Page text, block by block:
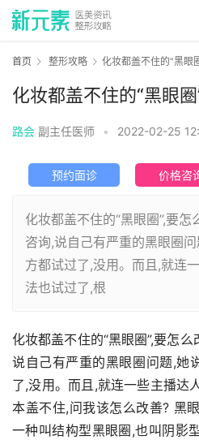
首页 整形攻略 化妆都盖不住的“黑眼
化妆都盖不住的“黑眼
路会 副主任医师 • 2022-02-25
预约面诊 价格咨
化妆都盖不住的“黑眼圈”,要
咨询,说自己有严重的黑眼圈
方都试过了,没用。而且,就连
法也试过了,根
化妆都盖不住的“黑眼圈”,要怎
说自己有严重的黑眼圈问题,她
了,没用。而且,就连一些主播达
本盖不住,问我该怎么改善? 黑
一种叫结构型黑眼圈,也叫阴影